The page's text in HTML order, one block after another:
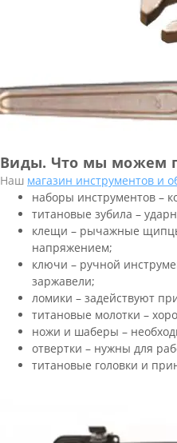
Виды. Что мы можем
Наш магазин инструментов и
наборы инструментов –
титановые зубила –
клещи – рычажные
напряжением;
ключи – ручной
заржавели;
ломики – задействуют
титановые молотки –
ножи и шаберы –
отвертки – нужны для
титановые головки и